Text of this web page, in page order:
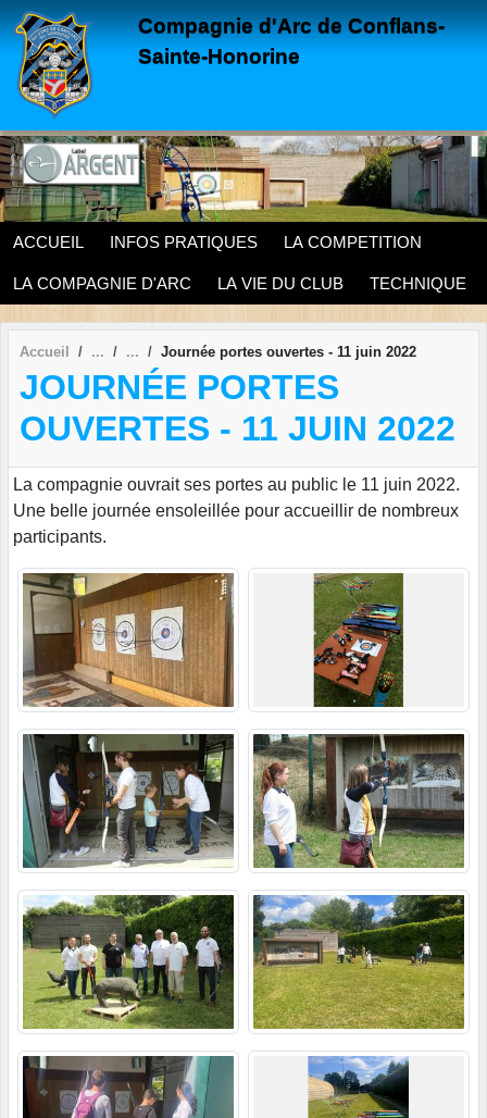
Compagnie d'Arc de Conflans-
Sainte-Honorine
ACCUEIL INFOS PRATIQUES LA COMPETITION
LA COMPAGNIE D'ARC LA VIE DU CLUB TECHNIQUE
Accueil Journée portes ouvertes - 11 juin 2022
JOURNÉE PORTES
OUVERTES - 11 JUIN 2022
La compagnie ouvrait ses portes au public le 11 juin 2022.
Une belle journée ensoleillée pour accueillir de nombreux
participants.
Panneau de gestion des cookies